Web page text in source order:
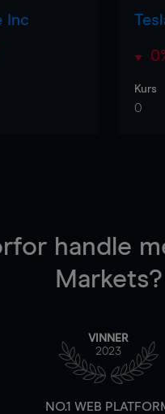
Inc
Kurs
0
handle
Markets?
VINNER
2023
NO.1 WEB